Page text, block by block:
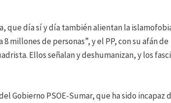
que día sí y día también alientan la
millones de personas”, y el PP, con su afán de
Ellos señalan y deshumanizan, y los
Gobierno PSOE-Sumar, que ha sido incapaz